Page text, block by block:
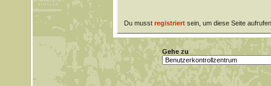
Du musst registriertsein, um diese Seite
Gehe zu